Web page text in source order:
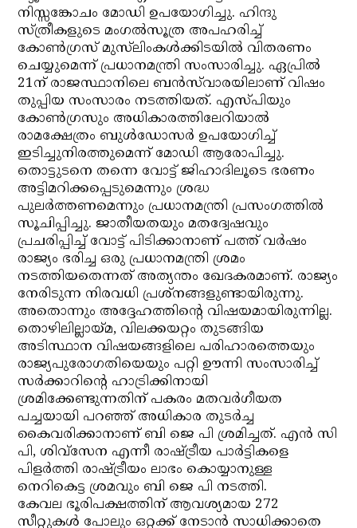
നിസ്സങ്കോചം മോഡി ഉപയോഗിച്ചു. ഹിന്ദു
സ്ത്രീകളുടെ മംഗല്‍സൂത്ര അപഹരിച്ച്
കോണ്‍ഗ്രസ് മുസ്‌ലിംകള്‍ക്കിടയില്‍ വിതരണം
ചെയ്യുമെന്ന് പ്രധാനമന്ത്രി സംസാരിച്ചു. ഏപ്രില്‍
21ന് രാജസ്ഥാനിലെ ബന്‍സ്‌വാരയിലാണ് വിഷം
തുപ്പിയ സംസാരം നടത്തിയത്. എസ്പിയും
കോണ്‍ഗ്രസും അധികാരത്തിലേറിയാല്‍
രാമക്ഷേത്രം ബുള്‍ഡോസര്‍ ഉപയോഗിച്ച്
ഇടിച്ചുനിരത്തുമെന്ന് മോഡി ആരോപിച്ചു.
തൊട്ടുടനെ തന്നെ വോട്ട് ജിഹാദിലൂടെ ഭരണം
അട്ടിമറിക്കപ്പെടുമെന്നും ശ്രദ്ധ
പുലര്‍ത്തണമെന്നും പ്രധാനമന്ത്രി പ്രസംഗത്തില്‍
സൂചിപ്പിച്ചു. ജാതീയതയും മതദ്വേഷവും
പ്രചരിപ്പിച്ച് വോട്ട് പിടിക്കാനാണ് പത്ത് വര്‍ഷം
രാജ്യം ഭരിച്ച ഒരു പ്രധാനമന്ത്രി ശ്രമം
നടത്തിയതെന്നത് അത്യന്തം ഖേദകരമാണ്. രാജ്യം
നേരിടുന്ന നിരവധി പ്രശ്‌നങ്ങളുണ്ടായിരുന്നു.
അതൊന്നും അദ്ദേഹത്തിന്റെ വിഷയമായിരുന്നില്ല.
തൊഴിലില്ലായ്മ, വിലക്കയറ്റം തുടങ്ങിയ
അടിസ്ഥാന വിഷയങ്ങളിലെ പരിഹാരത്തെയും
രാജ്യപുരോഗതിയെയും പറ്റി ഊന്നി സംസാരിച്ച്
സര്‍ക്കാറിന്റെ ഹാട്രിക്കിനായി
ശ്രമിക്കേണ്ടുന്നതിന് പകരം മതവര്‍ഗീയത
പച്ചയായി പറഞ്ഞ് അധികാര തുടര്‍ച്ച
കൈവരിക്കാനാണ് ബി ജെ പി ശ്രമിച്ചത്. എന്‍ സി
പി, ശിവ്‌സേന എന്നീ രാഷ്ട്രീയ പാര്‍ട്ടികളെ
പിളര്‍ത്തി രാഷ്ട്രീയം ലാഭം കൊയ്യാനുള്ള
നെറികെട്ട ശ്രമവും ബി ജെ പി നടത്തി.
കേവല ഭൂരിപക്ഷത്തിന് ആവശ്യമായ 272
സീറ്റുകള്‍ പോലും ഒറ്റക്ക് നേടാന്‍ സാധിക്കാതെ